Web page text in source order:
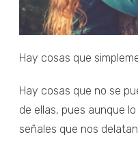
Hay cosas que
Hay cosas que no se
de ellas, pues aunque
señales que nos delatan.